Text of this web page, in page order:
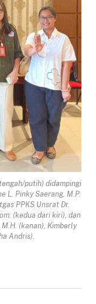
putih) didampingi
L. Pinky Saerang, M.P.
PPKS Unsrat Dr.
(kedua dari kiri), dan
(kanan), Kimberly
Andris).